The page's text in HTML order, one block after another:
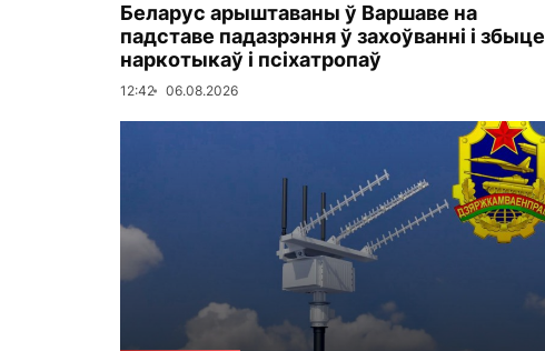
Беларус арыштаваны ў Варшаве на
падставе падазрэння ў захоўванні і збыце
наркотыкаў і псіхатропаў
12:42 06.08.2026